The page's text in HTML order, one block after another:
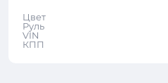
Цвет
Руль
VIN
КПП